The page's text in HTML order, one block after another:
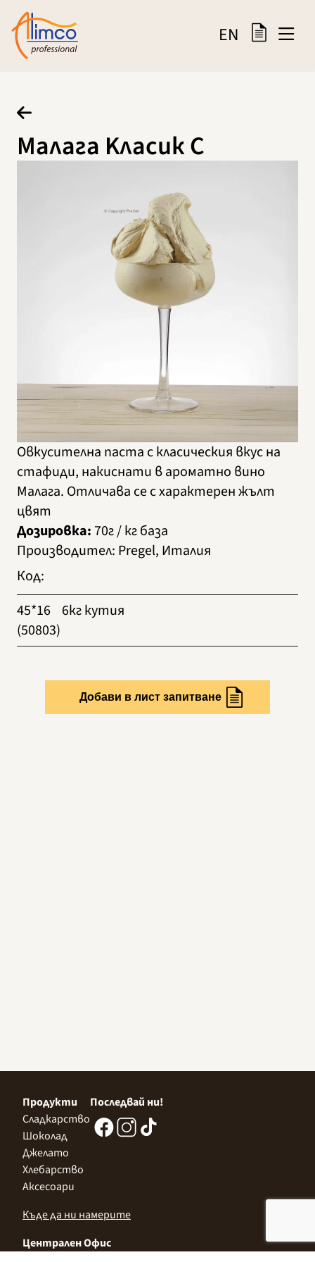
EN
Малага Kласик C
Овкусителна паста с класическия вкус на
стафиди, накиснати в ароматно вино
Малага. Отличава се с характерен жълт
цвят
Дозировка:70г / кг база
Производител: Pregel, Италия
Код:
45*16
(50803)
6кг кутия
Добави в лист запитване
Продукти
Сладкарство
Шоколад
Джелато
Хлебарство
Аксесоари
Последвай ни!
Къде да ни намерите
Централен Офис